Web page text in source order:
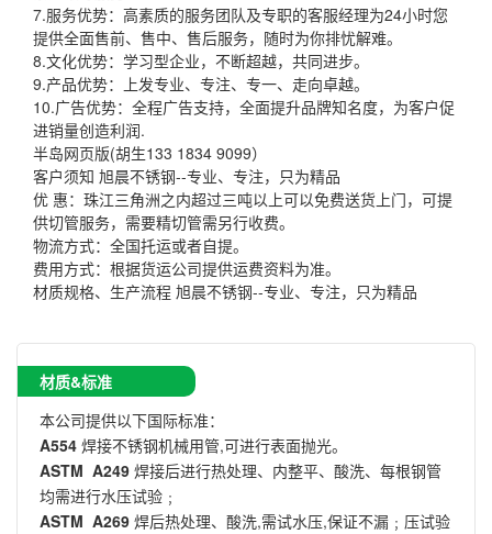
7.服务优势：高素质的服务团队及专职的客服经理为24小时您
提供全面售前、售中、售后服务，随时为你排忧解难。
8.文化优势：学习型企业，不断超越，共同进步。
9.产品优势：上发专业、专注、专一、走向卓越。
10.广告优势：全程广告支持，全面提升品牌知名度，为客户促
进销量创造利润.
半岛网页版(胡生133 1834 9099）
客户须知 旭晨不锈钢--专业、专注，只为精品
优 惠：珠江三角洲之内超过三吨以上可以免费送货上门，可提
供切管服务，需要精切管需另行收费。
物流方式：全国托运或者自提。
费用方式：根据货运公司提供运费资料为准。
材质规格、生产流程 旭晨不锈钢--专业、专注，只为精品
材质&标准
本公司提供以下国际标准：
A554 焊接不锈钢机械用管,可进行表面抛光。
ASTM A249 焊接后进行热处理、内整平、酸洗、每根钢管
均需进行水压试验﹔
ASTM A269 焊后热处理、酸洗,需试水压,保证不漏﹔压试验